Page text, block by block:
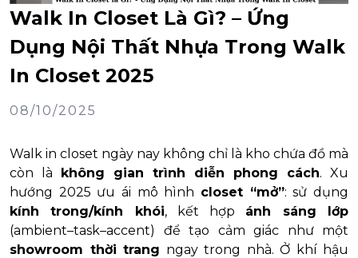
Walk In Closet Là Gì? – Ứng
Dụng Nội Thất Nhựa Trong Walk
In Closet 2025
08/10/2025
Walk in closet ngày nay không chỉ là kho chứa đồ mà
còn là không gian trình diễn phong cách. Xu
hướng 2025 ưu ái mô hình closet “mở”: sử dụng
kính trong/kính khói, kết hợp ánh sáng lớp
(ambient–task–accent) để tạo cảm giác như một
showroom thời trang ngay trong nhà. Ở khí hậu